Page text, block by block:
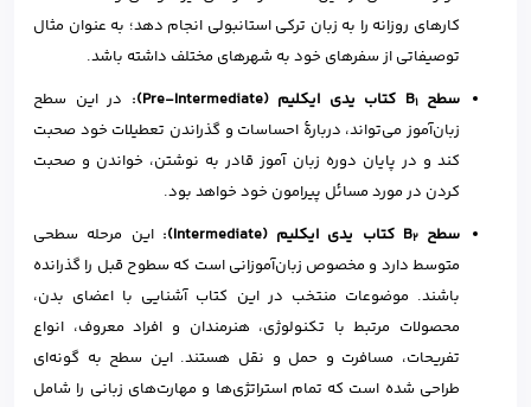
کارهای روزانه را به زبان ترکی استانبولی انجام دهد؛ به عنوان مثال
توصیفاتی از سفرهای خود به شهرهای مختلف داشته باشد.
سطح B1 کتاب یدی ایکلیم (Pre-Intermediate):
در این سطح
زبان‌آموز می‌تواند، دربارهٔ احساسات و گذراندن تعطیلات خود صحبت
کند و در پایان دوره زبان آموز قادر به نوشتن، خواندن و صحبت
کردن در مورد مسائل پیرامون خود خواهد بود.
سطح B2 کتاب یدی ایکلیم (Intermediate):
این مرحله سطحی
متوسط دارد و مخصوص زبان‌آموزانی است که سطوح قبل را گذرانده
باشند. موضوعات منتخب در این کتاب آشنایی با اعضای بدن،
محصولات مرتبط با تکنولوژی، هنرمندان و افراد معروف، انواع
تفریحات، مسافرت و حمل و نقل هستند. این سطح به گونه‌ای
طراحی شده است که تمام استراتژی‌ها و مهارت‌های زبانی را شامل